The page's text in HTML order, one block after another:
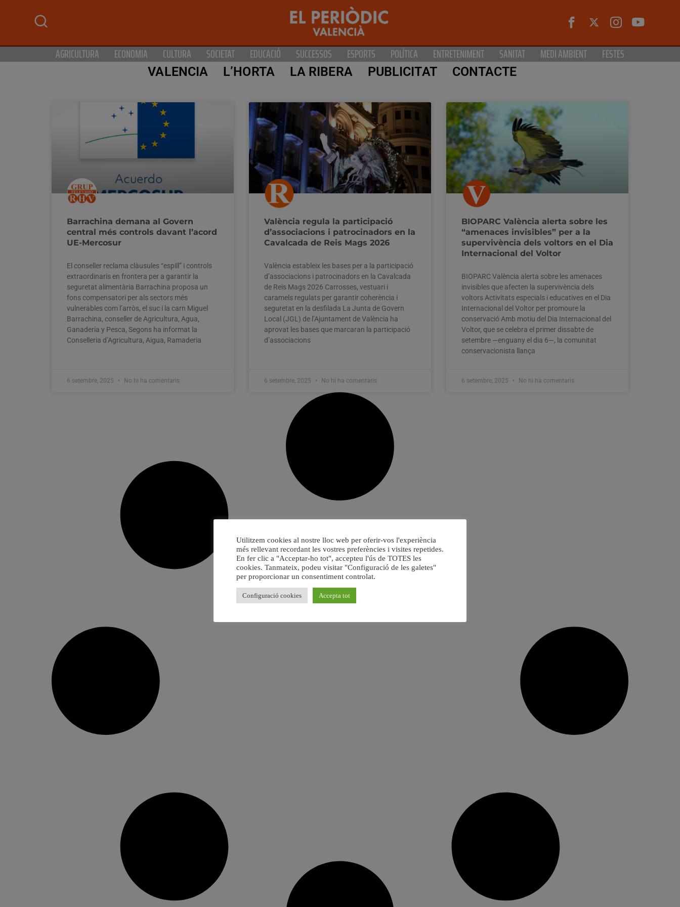
AGRICULTURA ECONOMIA CULTURA SOCIETAT EDUCACIÓ SUCCESSOS ESPORTS POLÍTICA ENTRETENIMENT SANITAT MEDI AMBIENT FESTES
VALENCIA L’HORTA LA RIBERA PUBLICITAT CONTACTE
Barrachina demana al Govern
central més controls davant l’acord
UE-Mercosur
El conseller reclama clàusules “espill” i controls
extraordinaris en frontera per a garantir la
seguretat alimentària Barrachina proposa un
fons compensatori per als sectors més
vulnerables com l’arròs, el suc i la carn Miguel
Barrachina, conseller de Agricultura, Agua,
Ganadería y Pesca, Segons ha informat la
Conselleria d’Agricultura, Aigua, Ramaderia
6 setembre, 2025 No hi ha comentaris
València regula la participació
d’associacions i patrocinadors en la
Cavalcada de Reis Mags 2026
València estableix les bases per a la participació
d’associacions i patrocinadors en la Cavalcada
de Reis Mags 2026 Carrosses, vestuari i
caramels regulats per garantir coherència i
seguretat en la desfilada La Junta de Govern
Local (JGL) de l’Ajuntament de València ha
aprovat les bases que marcaran la participació
d’associacions
6 setembre, 2025 No hi ha comentaris
BIOPARC València alerta sobre les
“amenaces invisibles” per a la
supervivència dels voltors en el Dia
Internacional del Voltor
BIOPARC València alerta sobre les amenaces
invisibles que afecten la supervivència dels
voltors Activitats especials i educatives en el Dia
Internacional del Voltor per promoure la
conservació Amb motiu del Dia Internacional del
Voltor, que se celebra el primer dissabte de
setembre —enguany el dia 6—, la comunitat
conservacionista llança
6 setembre, 2025 No hi ha comentaris
Utilitzem cookies al nostre lloc web per oferir-vos l'experiència
més rellevant recordant les vostres preferències i visites repetides.
En fer clic a "Acceptar-ho tot", accepteu l'ús de TOTES les
cookies. Tanmateix, podeu visitar "Configuració de les galetes"
per proporcionar un consentiment controlat.
Configuració cookies Accepta tot